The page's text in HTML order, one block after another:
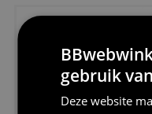
Shirtje
gebruik
Deze website